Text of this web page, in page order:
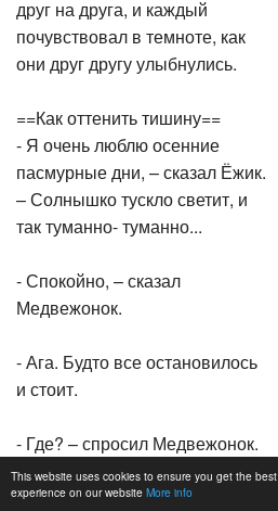
This website uses cookies to ensure you get the best
experience on our website More info
друг на друга, и каждый
почувствовал в темноте, как
они друг другу улыбнулись.
==Как оттенить тишину==
- Я очень люблю осенние
пасмурные дни, – сказал Ёжик.
– Солнышко тускло светит, и
так туманно- туманно...
- Спокойно, – сказал
Медвежонок.
- Ага. Будто все остановилось
и стоит.
- Где? – спросил Медвежонок.
- Нет, вообще. Стоит и не